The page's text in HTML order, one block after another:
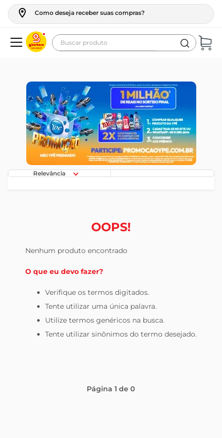
Como deseja receber suas compras?
Buscar produto
Relevância
OOPS!
Nenhum produto encontrado
O que eu devo fazer?
Verifique os termos digitados.
Tente utilizar uma única palavra.
Utilize termos genéricos na busca.
Tente utilizar sinônimos do termo desejado.
Página1 de0
geladeira
maquina lavar
fogao
café
cerveja
frango